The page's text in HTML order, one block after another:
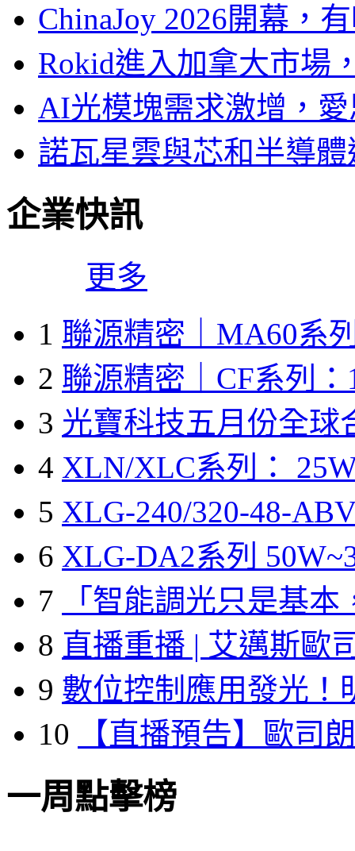
ChinaJoy 2026開幕，
Rokid進入加拿大市場
AI光模塊需求激增，
諾瓦星雲與芯和半導
企業快訊
更多
1 聯源精密｜MA60系
2 聯源精密｜CF系列：
3 光寶科技五月份全球
4 XLN/XLC系列：
5 XLG-240/320-48-
6 XLG-DA2系列
7
「智能調光只是基本
8 直播重播 | 艾邁斯歐
9 數位控制應用發光！
10
【直播預告】歐司
一周點擊榜